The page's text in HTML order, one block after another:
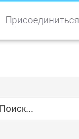
Присоединиться